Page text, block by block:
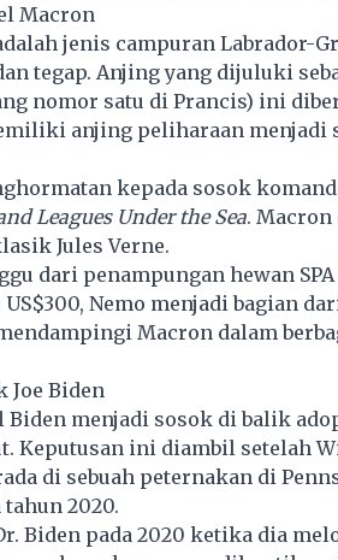
Macron
jenis campuran Labrador-
tegap. Anjing yang dijuluki
nomor satu di Prancis) ini
anjing peliharaan menjadi
kepada sosok
Leagues Under the Sea.
Jules Verne.
dari penampungan hewan
Nemo menjadi bagian
Macron dalam
Joe Biden
Biden menjadi sosok di balik
Keputusan ini diambil setelah
di sebuah peternakan di
2020.
Biden pada 2020 ketika dia